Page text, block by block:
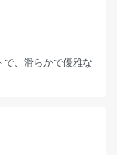
、滑らかで優雅な